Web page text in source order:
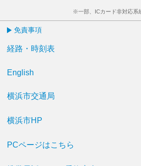
※一部、ICカード非対応系
免責事項
経路・時刻表
English
横浜市交通局
横浜市HP
PCページはこちら